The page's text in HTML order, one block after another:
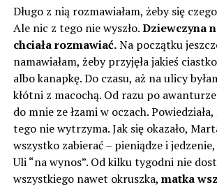
Długo z nią rozmawiałam, żeby się
Ale nic z tego nie wyszło.Dziewczyna
chciała rozmawiać.Na początku
namawiałam, żeby przyjęła jakieś
albo kanapkę. Do czasu, aż na ulicy
kłótni z macochą. Od razu po
do mnie ze łzami w oczach. Powiedziała,
tego nie wytrzyma. Jak się okazało,
wszystko zabierać – pieniądze i
Uli “na wynos”. Od kilku tygodni nie
wszystkiego nawet okruszka, matka